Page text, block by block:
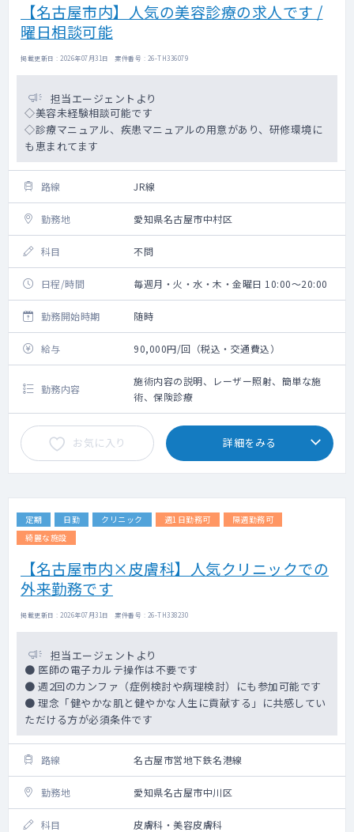
【名古屋市内】人気の美容診療の求人です /
曜日相談可能
掲載更新日 : 2026年07月31日 案件番号 : 26-TH336079
担当エージェントより
◇美容未経験相談可能です
◇診療マニュアル、疾患マニュアルの用意があり、研修環境に
も恵まれてます
路線 JR線
勤務地 愛知県名古屋市中村区
科目 不問
日程/時間 毎週月・火・水・木・金曜日 10:00～20:00
勤務開始時期 随時
給与 90,000円/回（税込・交通費込）
勤務内容
施術内容の説明、レーザー照射、簡単な施
術、保険診療
お気に入り 詳細をみる
定期 日勤 クリニック 週1日勤務可
隔週勤務可
綺麗な施設
【名古屋市内×皮膚科】人気クリニックでの
外来勤務です
掲載更新日 : 2026年07月31日 案件番号 : 26-TH338230
担当エージェントより
● 医師の電子カルテ操作は不要です
● 週2回のカンファ（症例検討や病理検討）にも参加可能です
● 理念「健やかな肌と健やかな人生に貢献する」に共感してい
ただける方が必須条件です
路線 名古屋市営地下鉄名港線
勤務地 愛知県名古屋市中川区
科目 皮膚科・美容皮膚科